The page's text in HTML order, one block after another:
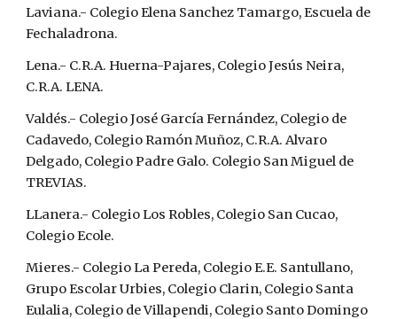
Laviana.- Colegio Elena Sanchez Tamargo, Escuela de
Fechaladrona.
Lena.- C.R.A. Huerna-Pajares, Colegio Jesús Neira,
C.R.A. LENA.
Valdés.- Colegio José García Fernández, Colegio de
Cadavedo, Colegio Ramón Muñoz, C.R.A. Alvaro
Delgado, Colegio Padre Galo. Colegio San Miguel de
TREVIAS.
LLanera.- Colegio Los Robles, Colegio San Cucao,
Colegio Ecole.
Mieres.- Colegio La Pereda, Colegio E.E. Santullano,
Grupo Escolar Urbies, Colegio Clarin, Colegio Santa
Eulalia, Colegio de Villapendi, Colegio Santo Domingo